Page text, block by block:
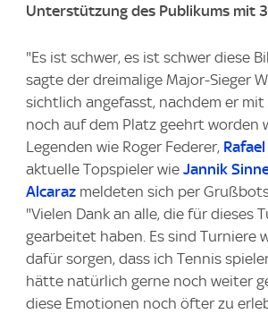
Unterstützung des Publikums mit
"Es ist schwer, es ist schwer diese
sagte der dreimalige Major-Sieger
sichtlich angefasst, nachdem er mit
noch auf dem Platz geehrt worden
Legenden wie Roger Federer,
aktuelle Topspieler wie Jannik
Alcaraz meldeten sich per
"Vielen Dank an alle, die für dieses
gearbeitet haben. Es sind Turniere
dafür sorgen, dass ich Tennis
hätte natürlich gerne noch weiter
diese Emotionen noch öfter zu